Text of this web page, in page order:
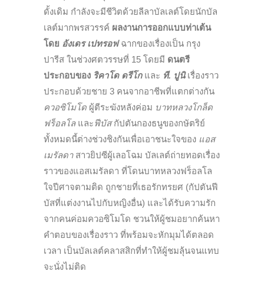
ดั้งเดิม กำลังจะมีชีวิตด้วยลีลาบัลเลต์โดยนักบัล
เลต์มากพรสวรรค์ ผลงานการออกแบบท่าเต้น
โดย อังเดร เปทรอฟฉากของเรื่องเป็น กรุง
ปารีส ในช่วงศตวรรษที่ 15 โดยมี ดนตรี
ประกอบของ ริคาโด ดรีโกและ ที. ปูนิเรื่องราว
ประกอบด้วยชาย 3 คนจากอาชีพที่แตกต่างกัน
ควอซิโมโด ผู้ตีระฆังหลังค่อม บาทหลวงโกล็ด
ฟร็อลโลและฟีบัสกัปตันกองธนูของกษัตริย์
ทั้งหมดนี้ต่างช่วงชิงกันเพื่อเอาชนะใจของ แอส
เมรัลดาสาวยิปซีผู้เลอโฉม บัลเลต์ถ่ายทอดเรื่อง
ราวของแอสเมรัลดา ที่โดนบาทหลวงฟร็อลโล
ใจปีศาจตามติด ถูกชายที่เธอรักทรยศ (กัปตันฟี
บัสที่แต่งงานไปกับหญิงอื่น) และได้รับความรัก
จากคนค่อมควอซิโมโด ชวนให้ผู้ชมอยากค้นหา
คำตอบของเรื่องราว ที่พร้อมจะหักมุมได้ตลอด
เวลา เป็นบัลเลต์คลาสสิกที่ทำให้ผู้ชมลุ้นจนแทบ
จะนั่งไม่ติด